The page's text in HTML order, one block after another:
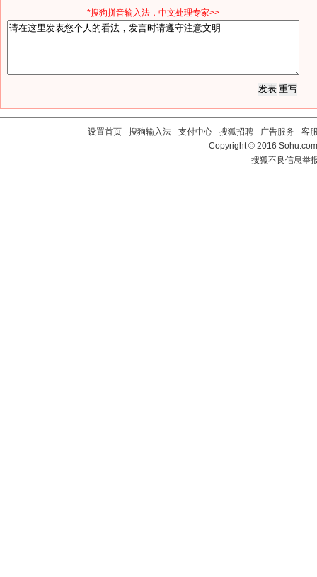
*搜狗拼音输入法，中文处理专家>>
设置首页 - 搜狗输入法 - 支付中心 - 搜狐招聘 - 广告服务 - 客
Copyright©2016
搜狐不良信息举